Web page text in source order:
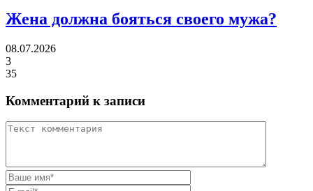
Жена должна бояться своего мужа?
08.07.2026
3
35
Комментарий к записи